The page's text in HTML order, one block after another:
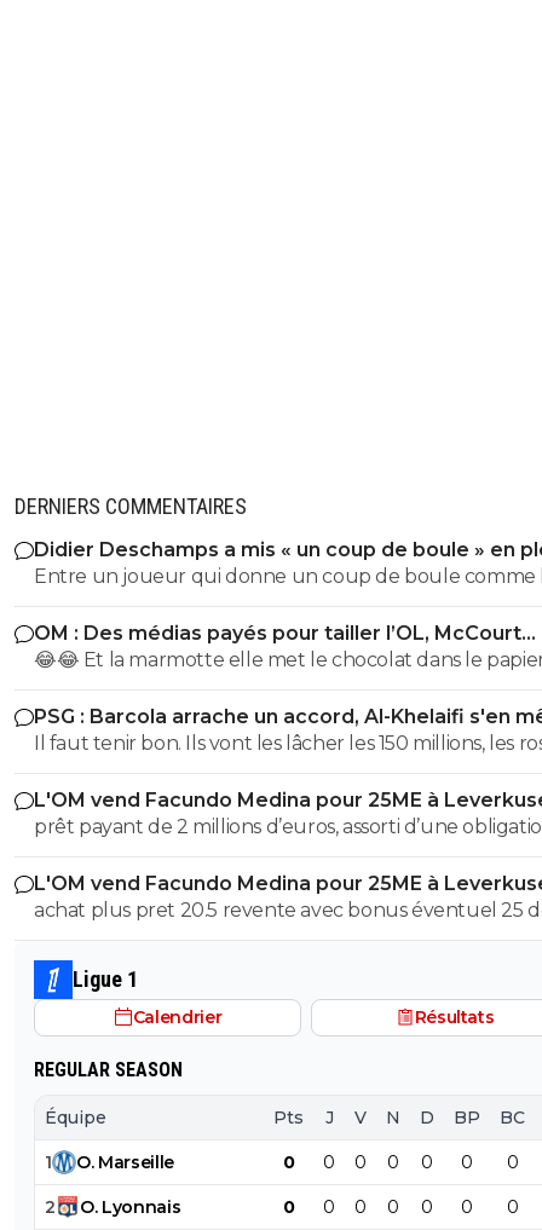
DERNIERS COMMENTAIRES
Didier Deschamps a mis « un coup de boule » en
Mondial
Entre un joueur qui donne un coup de boule comme
sélectionneur en poste, et la critique sur l' arrbitrage il
une sacré différence, l'arbitre n'a pas reçu de coup par
contre l' Italien lui oui Quel exemple pour les jeunes
poussent que de mettre un sélectionneur comme
vient d'être nommé !
OM : Des médias payés pour tailler l’OL, McCourt
accusé
😂😂 Et la marmotte elle met le chocolat dans le
pauvre foutre0. Les cons, ça ose tout, c'est même à ça
les reconnaît.
PSG : Barcola arrache un accord, Al-Khelaifi s'en
Il faut tenir bon. Ils vont les lâcher les 150 millions, les
!!
L'OM vend Facundo Medina pour 25ME à
prêt payant de 2 millions d’euros, assorti d’une
d’achat fixée à 18 millions, à laquelle s’ajoutent 2
bonus facilement atteignables
L'OM vend Facundo Medina pour 25ME à
achat plus pret 20.5 revente avec bonus éventuel 25
aux max 4.5M ce n'est pas avec cela que tu vas
caissesLigue 1
Calendrier Résultats
REGULAR SEASON
Équipe Pts J V N D BP BC
1 O. Marseille 0 0 0 0 0 0 0
2 O. Lyonnais 0 0 0 0 0 0 0